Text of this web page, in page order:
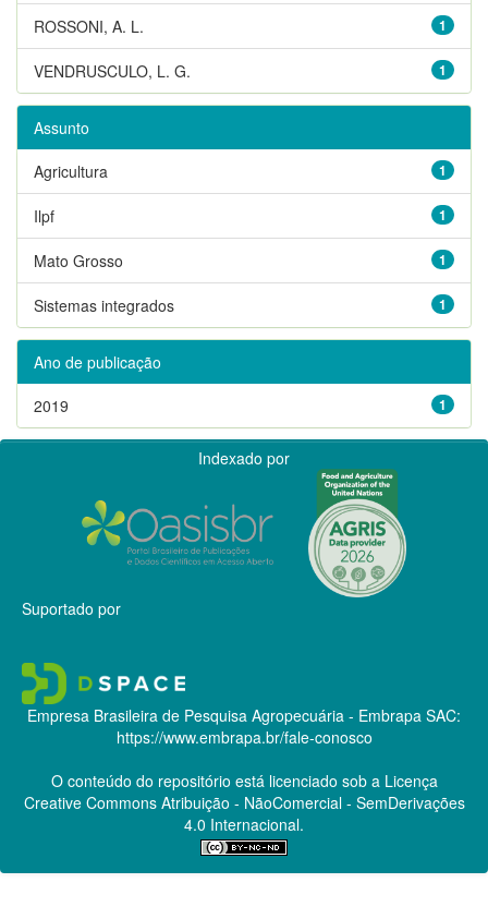
1
ROSSONI, A. L.
1
VENDRUSCULO, L. G.
Assunto
1
Agricultura
1
Ilpf
1
Mato Grosso
1
Sistemas integrados
Ano de publicação
1
2019
Indexado por
Suportado por
Empresa Brasileira de Pesquisa Agropecuária - Embrapa SAC:
https://www.embrapa.br/fale-conosco
O conteúdo do repositório está licenciado sob a Licença
Creative CommonsAtribuição - NãoComercial - SemDerivações
4.0 Internacional.